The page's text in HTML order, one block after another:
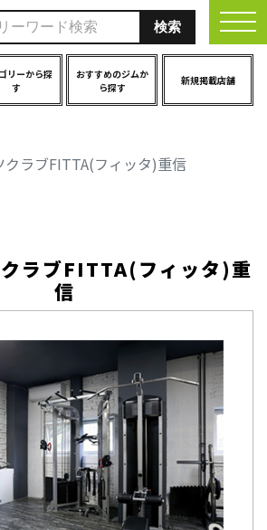
リーから探
す
おすすめのジムか
ら探す
新規掲載店舗
クラブFITTA(フィッタ)重信
ラブFITTA(フィッタ)重
信